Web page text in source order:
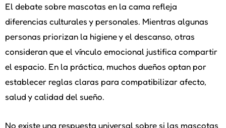
El debate sobre mascotas en la cama refleja
diferencias culturales y personales. Mientras algunas
personas priorizan la higiene y el descanso, otras
consideran que el vínculo emocional justifica compartir
el espacio. En la práctica, muchos dueños optan por
establecer reglas claras para compatibilizar afecto,
salud y calidad del sueño.
No existe una respuesta universal sobre si las mascotas